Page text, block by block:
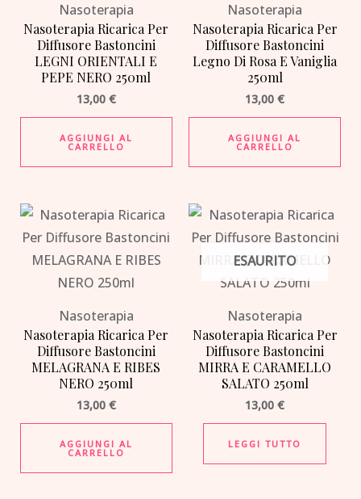
Nasoterapia
Nasoterapia Ricarica Per
Diffusore Bastoncini
LEGNI ORIENTALI E
PEPE NERO 250ml
13,00 €
AGGIUNGI AL
CARRELLO
Nasoterapia
Nasoterapia Ricarica Per
Diffusore Bastoncini
Legno Di Rosa E Vaniglia
250ml
13,00€
AGGIUNGI AL
CARRELLO
Nasoterapia
Nasoterapia Ricarica Per
Diffusore Bastoncini
MELAGRANA E RIBES
NERO 250ml
13,00 €
AGGIUNGI AL
CARRELLO
ESAURITO
Nasoterapia
Nasoterapia Ricarica Per
Diffusore Bastoncini
MIRRA E CARAMELLO
SALATO 250ml
13,00€
LEGGI TUTTO